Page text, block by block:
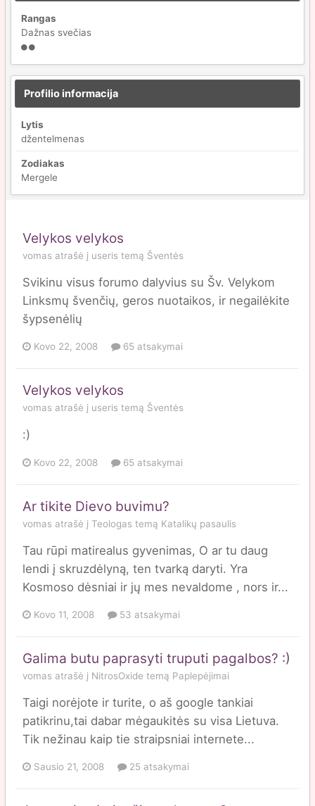
Rangas
Dažnas svečias
Profilio informacija
Lytis
džentelmenas
Zodiakas
Mergele
Velykos velykos
vomas atrašė į useris temą Šventės
Svikinu visus forumo dalyvius su Šv. Velykom
Linksmų švenčių, geros nuotaikos, ir negailėkite
šypsenėlių
Kovo 22, 2008 65 atsakymai
Velykos velykos
vomas atrašė į useris temą Šventės
:)
Kovo 22, 2008 65 atsakymai
Ar tikite Dievo buvimu?
vomas atrašė į Teologas temą Katalikų pasaulis
Tau rūpi matirealus gyvenimas, O ar tu daug
lendi į skruzdėlyną, ten tvarką daryti. Yra
Kosmoso dėsniai ir jų mes nevaldome , nors ir...
Kovo 11, 2008 53 atsakymai
Galima butu paprasyti truputi pagalbos? :)
vomas atrašė į NitrosOxide temą Paplepėjimai
Taigi norėjote ir turite, o aš google tankiai
patikrinu,tai dabar mėgaukitės su visa Lietuva.
Tik nežinau kaip tie straipsniai internete...
Sausio 21, 2008 25 atsakymai